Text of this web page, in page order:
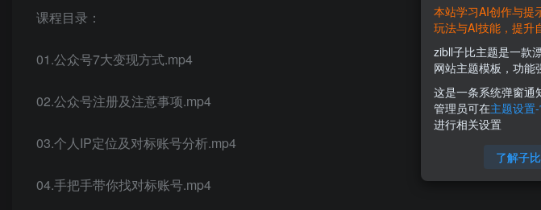
课程目录：
01.公众号7大变现方式.mp4
02.公众号注册及注意事项.mp4
03.个人IP定位及对标账号分析.mp4
04.手把手带你找对标账号.mp4
本站学习AI创作与提
玩法与AI技能，提升
zibll子比主题是一款
网站主题模板，功能
这是一条系统弹窗通
管理员可在主题设置
进行相关设置
了解子